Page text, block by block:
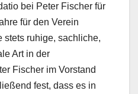
bei Peter Fischer für
für den Verein
stets ruhige, sachliche,
Art in der
Fischer im Vorstand
fest, dass es in